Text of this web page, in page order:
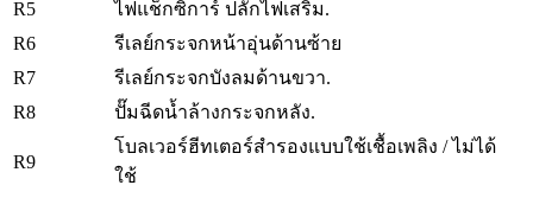
R5
ไฟแช็กซิการ์ ปลั๊กไฟเสริม.
R6
รีเลย์กระจกหน้าอุ่นด้านซ้าย
R7
รีเลย์กระจกบังลมด้านขวา.
R8
ปั๊มฉีดน้ำล้างกระจกหลัง.
R9
โบลเวอร์ฮีทเตอร์สำรองแบบใช้เชื้อเพลิง / ไม่ได้
ใช้